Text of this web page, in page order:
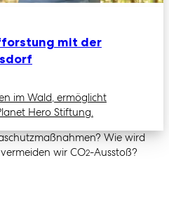
mit der
im Wald, ermöglicht
Hero Stiftung.
Wie wird
wir CO2-Ausstoß?